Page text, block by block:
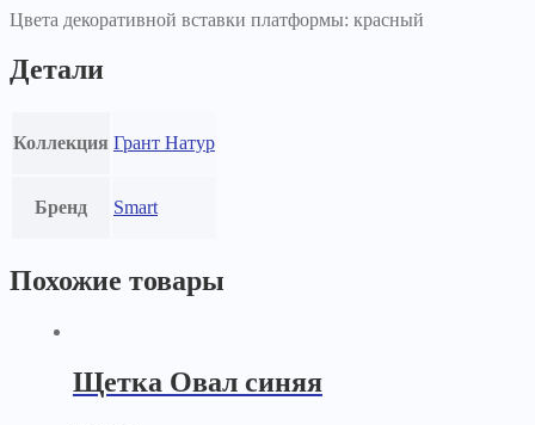
Цвета декоративной вставки платформы: красный
Детали
Коллекция Грант Натур
Бренд Smart
Похожие товары
Щетка Овал синяя